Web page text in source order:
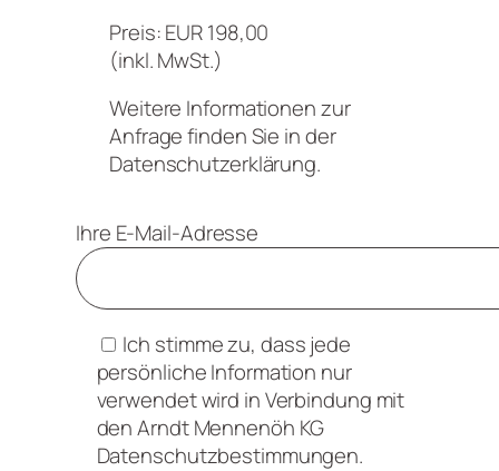
Preis: EUR 198,00
(inkl. MwSt.)
Weitere Informationen zur
Anfrage finden Sie in der
Datenschutzerklärung.
Ihre E-Mail-Adresse
Ich stimme zu, dass jede
persönliche Information nur
verwendet wird in Verbindung mit
den Arndt Mennenöh KG
Datenschutzbestimmungen.